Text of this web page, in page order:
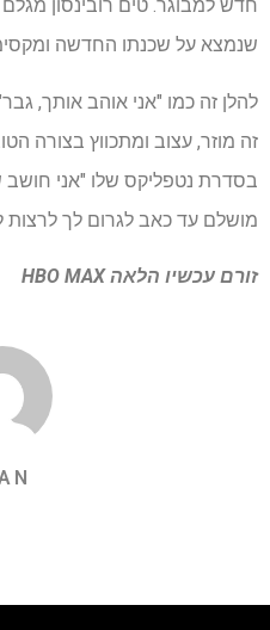
חדש למבוגר. טים רובינסון
שנמצא על שכנתו החדשה
להלן זה כמו "אני אוהב אותך,
זה מוזר, עצוב ומתכווץ בצורה
בסדרת נטפליקס שלו "אני חושב
מושלם עד כאב לגרום לך לרצות
זורם עכשיו הלאהHBO MAX